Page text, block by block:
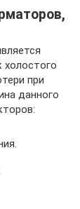
холостого
при
данного